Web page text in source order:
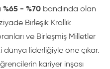
%65 - %70 bandında olan
Birleşik Krallık
ve Birleşmiş Milletler
liderliğiyle öne çıkar.
kariyer inşası